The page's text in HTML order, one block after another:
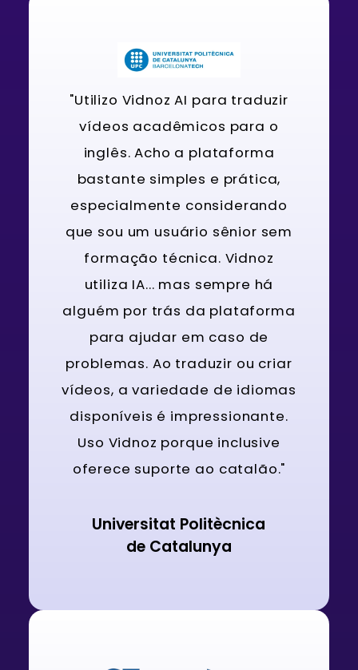
"Utilizo Vidnoz AI para traduzir
vídeos acadêmicos para o
inglês. Acho a plataforma
bastante simples e prática,
especialmente considerando
que sou um usuário sênior sem
formação técnica. Vidnoz
utiliza IA... mas sempre há
alguém por trás da plataforma
para ajudar em caso de
problemas. Ao traduzir ou criar
vídeos, a variedade de idiomas
disponíveis é impressionante.
Uso Vidnoz porque inclusive
oferece suporte ao catalão."
Universitat Politècnica
de Catalunya